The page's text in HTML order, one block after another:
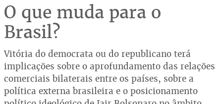
O que muda para o
Brasil?
Vitória do democrata ou do republicano terá
implicações sobre o aprofundamento das relações
comerciais bilaterais entre os países, sobre a
política externa brasileira e o posicionamento